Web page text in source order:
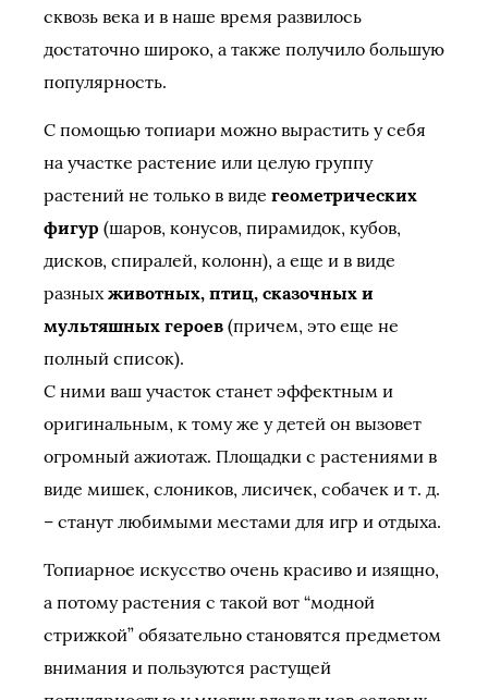
сквозь века и в наше время развилось
достаточно широко, а также получило большую
популярность.
С помощью топиари можно вырастить у себя
на участке растение или целую группу
растений не только в виде геометрических
фигур (шаров, конусов, пирамидок, кубов,
дисков, спиралей, колонн), а еще и в виде
разныхживотных, птиц, сказочных и
мультяшных героев (причем, это еще не
полный список).
С ними ваш участок станет эффектным и
оригинальным, к тому же у детей он вызовет
огромный ажиотаж. Площадки с растениями в
виде мишек, слоников, лисичек, собачек и т. д.
– станут любимыми местами для игр и отдыха.
Топиарное искусство очень красиво и изящно,
а потому растения с такой вот “модной
стрижкой” обязательно становятся предметом
внимания и пользуются растущей